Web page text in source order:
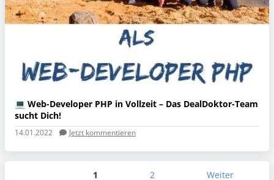
💻 Web-Developer PHP in Vollzeit – Das DealDoktor-Team
sucht Dich!
14.01.2022 Jetzt kommentieren
1 2 Weiter